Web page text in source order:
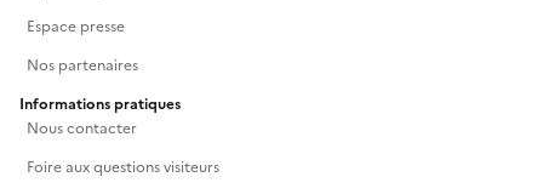
Espace presse
Nos partenaires
Informations pratiques
Nous contacter
Foire aux questions visiteurs